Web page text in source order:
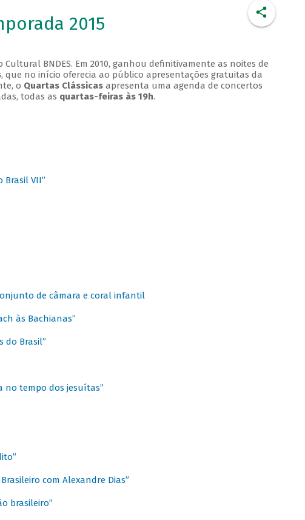
2015
BNDES. Em 2010, ganhou definitivamente as noites de
, que no início oferecia ao público apresentações gratuitas da
o Quartas Clássicasapresenta uma agenda de concertos
todas as quartas-feiras às 19h.
Brasil VII”
de câmara e coral infantil
às Bachianas”
do Brasil”
no tempo dos jesuítas”
com Alexandre Dias”
brasileiro”